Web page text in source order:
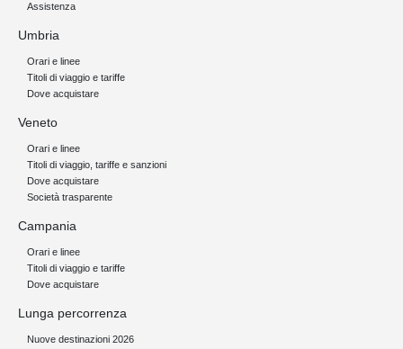
Assistenza
Umbria
Orari e linee
Titoli di viaggio e tariffe
Dove acquistare
Veneto
Orari e linee
Titoli di viaggio, tariffe e sanzioni
Dove acquistare
Società trasparente
Campania
Orari e linee
Titoli di viaggio e tariffe
Dove acquistare
Lunga percorrenza
Nuove destinazioni 2026